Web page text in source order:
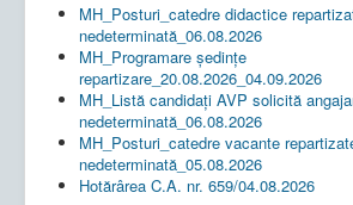
MH_Posturi_catedre didactice
nedeterminată_06.08.2026
MH_Programare ședințe
repartizare_20.08.2026_04.09.2026
MH_Listă candidați AVP solicită
nedeterminată_06.08.2026
MH_Posturi_catedre vacante
nedeterminată_05.08.2026
Hotărârea C.A. nr. 659/04.08.2026